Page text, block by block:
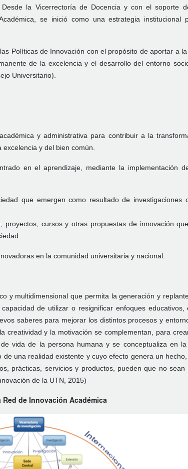
la Vicerrectoría de Docencia y con el soporte
se inició como una estrategia institucional
Políticas de Innovación con el propósito de aportar a
de la excelencia y el desarrollo del entorno
Universitario).
y administrativa para contribuir a la
y del bien común.
en el aprendizaje, mediante la implementación
que emergen como resultado de investigaciones
cursos y otras propuestas de innovación
en la comunidad universitaria y nacional.
y multidimensional que permita la generación y
de utilizar o resignificar enfoques educativos,
saberes para mejorar los distintos procesos y
creatividad y la motivación se complementan, para
vida de la persona humana y se conceptualiza en
una realidad existente y cuyo efecto genera un
prácticas, servicios y productos, pueden que no sean
de la UTN, 2015)
Red de Innovación Académica